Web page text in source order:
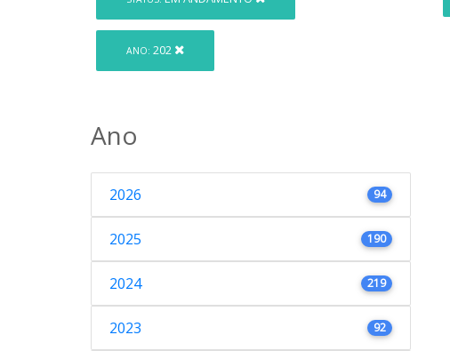
ANO: 202
Ano
2026 94
2025 190
2024 219
2023 92